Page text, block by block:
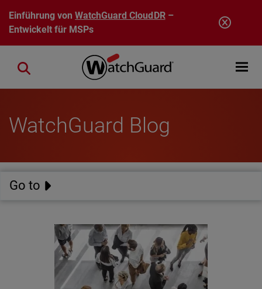
Direkt zum Inhalt
Einführung vonWatchGuard CloudDR–
Entwickelt für MSPs
Open
Close search
WatchGuard Blog
Go to